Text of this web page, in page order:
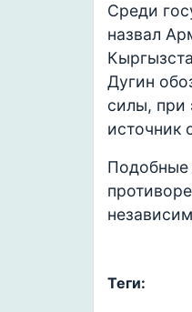
Среди
назвал
Дугин
силы, при
источник
Подобные
Теги: